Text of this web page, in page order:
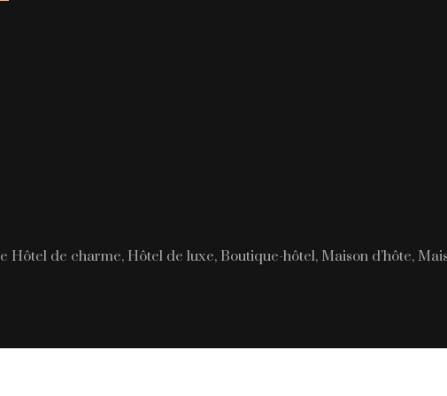
Hôtel de charme, Hôtel de luxe, Boutique-hôtel, Maison d’hôte,